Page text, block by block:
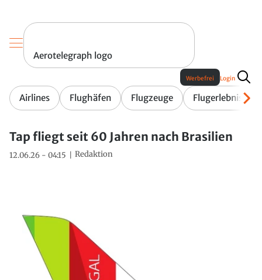
Aerotelegraph logo
Airlines Flughäfen Flugzeuge Flugerlebnis
Werbefrei Login
Tap fliegt seit 60 Jahren nach Brasilien
12.06.26 - 04:15 Redaktion